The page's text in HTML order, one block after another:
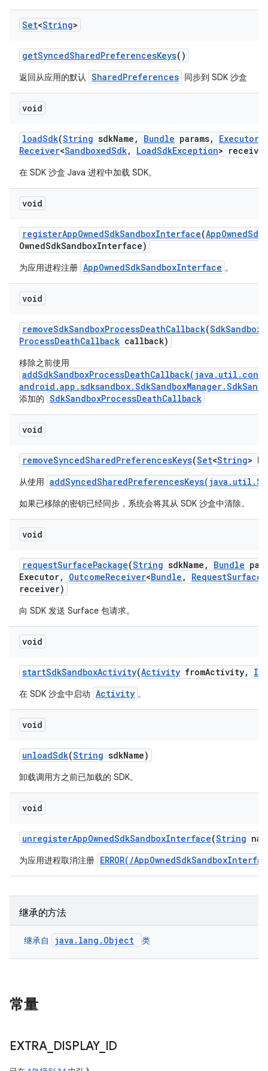
Set<String>
getSyncedSharedPreferencesKeys()
返回从应用的默认 SharedPreferences 同步到 SDK 沙盒
void
loadSdk(String sdkName , Bundle params, Executor
Receiver<SandboxedSdk, LoadSdkException>
在 SDK 沙盒 Java 进程中加载 SDK。
void
registerAppOwnedSdkSandboxInterface(AppOwnedSdk
OwnedSdkSandboxInterface)
为应用进程注册 AppOwnedSdkSandboxInterface 。
void
removeSdkSandboxProcessDeathCallback(SdkSandbox
ProcessDeathCallback callback)
移除之前使用
添加的 SdkSandboxProcessDeathCallback
void
removeSyncedSharedPreferencesKeys(Set<String>
从使用
如果已移除的密钥已经同步，系统会将其从 SDK 沙盒中清除。
void
requestSurfacePackage(String sdkName , Bundle
Executor, OutcomeReceiver<Bundle , RequestSurface
receiver)
向 SDK 发送 Surface 包请求。
void
startSdkSandboxActivity(Activity fromActivity,
在 SDK 沙盒中启动 Activity 。
void
unloadSdk(String sdkName)
卸载调用方之前已加载的 SDK。
void
unregisterAppOwnedSdkSandboxInterface(String
为应用进程取消注册 ERROR(/
继承的方法
继承自 java.lang.Object 类
常量
EXTRA_ DISPLAY_ ID